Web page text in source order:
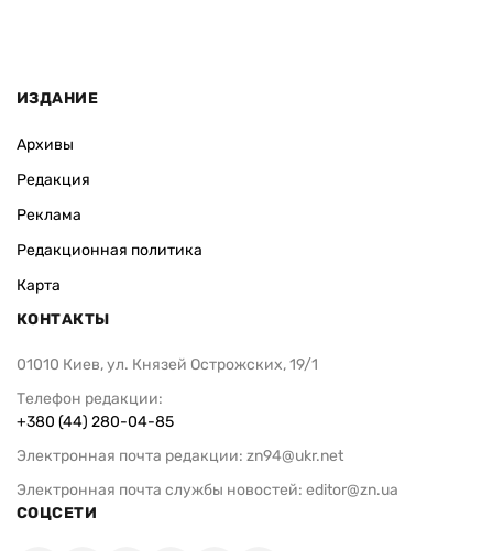
ИЗДАНИЕ
Архивы
Редакция
Реклама
Редакционная политика
Карта
КОНТАКТЫ
01010 Киев, ул. Князей Острожских, 19/1
Телефон редакции:
+380 (44) 280-04-85
Электронная почта редакции: zn94@ukr.net
Электронная почта службы новостей: editor@zn.ua
СОЦСЕТИ